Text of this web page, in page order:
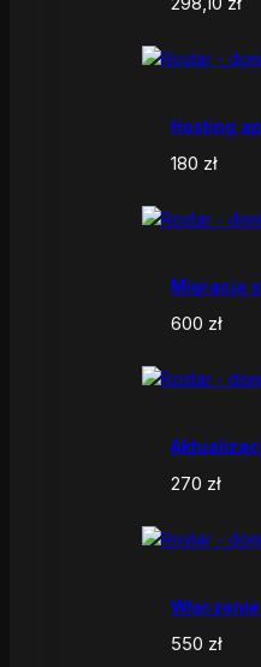
Hosting
180 zł
Migracja
600 zł
270 zł
550 zł